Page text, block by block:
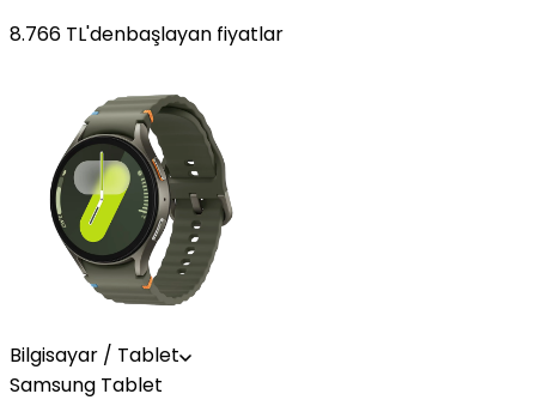
8.766 TL'denbaşlayan fiyatlar
Bilgisayar / Tablet
Samsung Tablet